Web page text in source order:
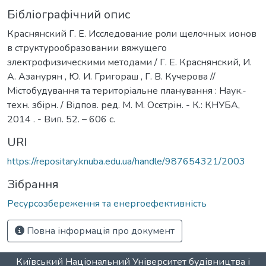
Бібліографічний опис
Краснянский Г. Е. Исследование роли щелочных ионов
в структурообразовании вяжущего
злектрофизическими методами / Г. Е. Краснянский, И.
А. Азанурян , Ю. И. Григораш , Г. В. Кучерова //
Містобудування та територіальне планування : Наук.-
техн. збірн. / Відпов. ред. М. М. Осєтрін. - К.: КНУБА,
2014 . - Вип. 52. – 606 с.
URI
https://repositary.knuba.edu.ua/handle/987654321/2003
Зібрання
Ресурсозбереження та енергоефективність
Повна інформація про документ
Київський Національний Університет будівництва і